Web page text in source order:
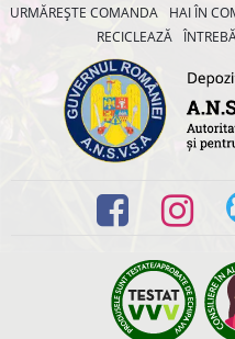
URMĂREȘTE COMANDA
HAI ÎN
RECICLEAZĂ